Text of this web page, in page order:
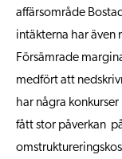
affärsområde
intäkterna har även
Försämrade
medfört att
har några
fått stor påverkan